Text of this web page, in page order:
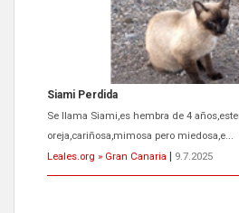
Siami Perdida
Se llama Siami,es hembra de 4
oreja,cariñosa,mimosa pero miedosa,e...
Leales.org » Gran Canaria
9.7.2025